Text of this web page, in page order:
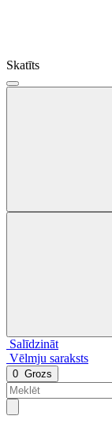
Skatīts
Salīdzināt
Vēlmju saraksts
0 Grozs